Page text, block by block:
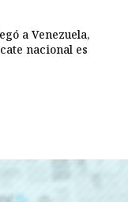
a Venezuela,
nacional es